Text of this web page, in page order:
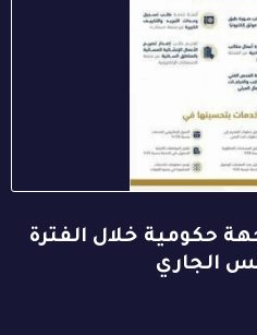
119 خدمة في 22 جهة حكومية خلال الفترة